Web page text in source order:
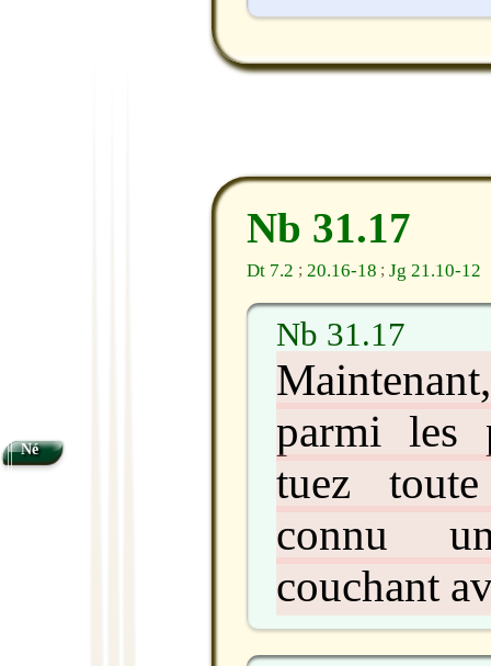
Nb 31.17
Dt 7.2 ; 20.16-18 ; Jg 21.10-12
Nb 31.17
parmi les
tuez
connu
couchant
Né